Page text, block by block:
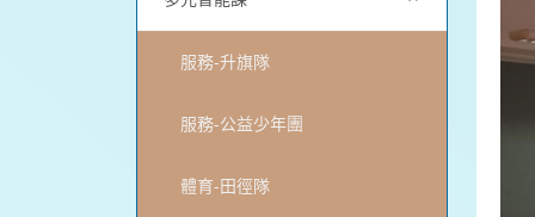
服務-升旗隊
服務-公益少年團
體育-田徑隊